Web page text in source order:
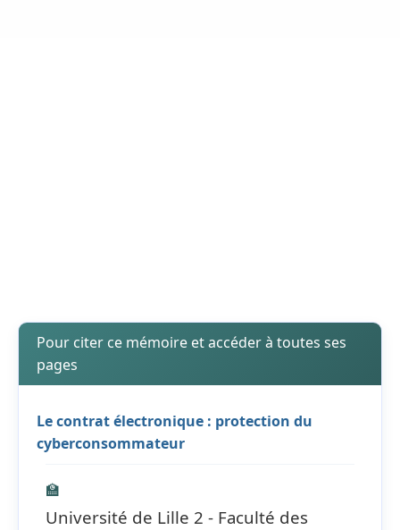
Pour citer ce mémoire et accéder à toutes ses
pages
Le contrat électronique : protection du
cyberconsommateur
🏫
Université de Lille 2 - Faculté des